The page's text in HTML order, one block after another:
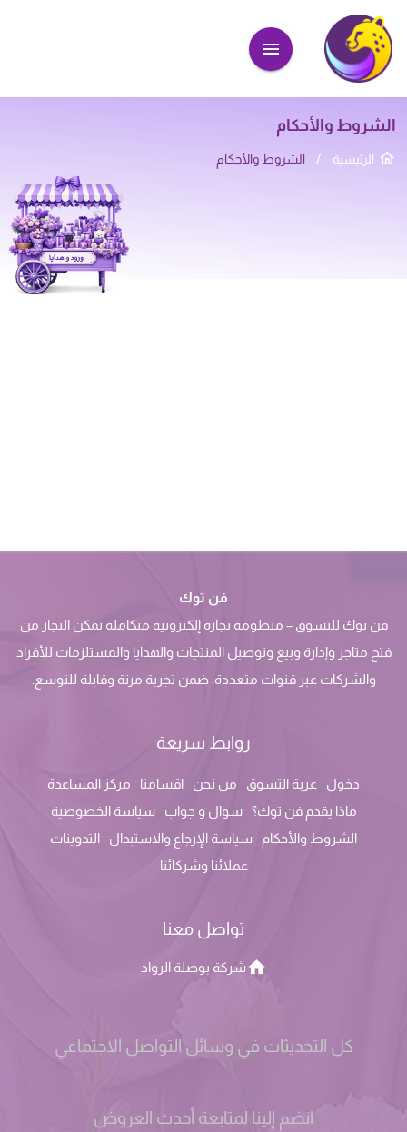
الشروط والأحكام
الرئيسية / الشروط والأحكام
فن توك
فن توك للتسوق – منظومة تجارة إلكترونية متكاملة تمكن التجار من
فتح متاجر وإدارة وبيع وتوصيل المنتجات والهدايا والمستلزمات للأفراد
والشركات عبر قنوات متعددة، ضمن تجربة مرنة وقابلة للتوسع.
روابط سريعة
دخول عربة التسوق من نحن اقسامنا
مركز المساعدة
ماذا يقدم فن توك؟
سوال و جواب
سياسة الخصوصية
الشروط والأحكام
سياسة الإرجاع والاستبدال
التدوينات
عملائنا وشركائنا
تواصل معنا
شركة بوصلة الرواد
كل التحديثات في وسائل التواصل الاجتماعي
انضم إلينا لمتابعة أحدث العروض